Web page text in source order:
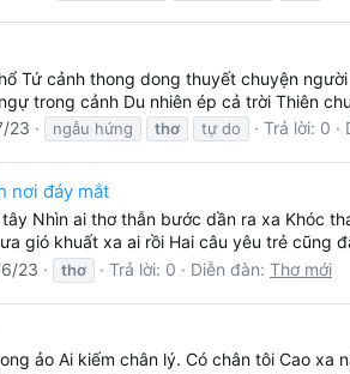
Tứ cảnh thong dong thuyết chuyện
trong cảnh Du nhiên ép cả trời Thiên
23 ngẫu hứng thơ tự do Trả lời: 0
nơi đáy mắt
Nhìn ai thơ thẫn bước dần ra xa Khóc
gió khuất xa ai rồi Hai câu yêu trẻ cũng
23 thơ Trả lời: 0 Diễn đàn: Thơ mới
ảo Ai kiếm chân lý. Có chân tôi Cao xa